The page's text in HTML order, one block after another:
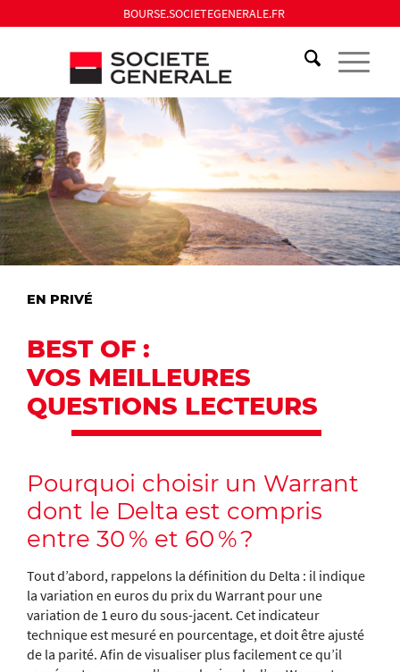
BOURSE.SOCIETEGENERALE.FR
EN PRIVÉ
BEST OF :
VOS MEILLEURES
QUESTIONS LECTEURS
Pourquoi choisir un Warrant
dont le Delta est compris
entre 30 % et 60 % ?
Tout d’abord, rappelons la définition du Delta : il indique
la variation en euros du prix du Warrant pour une
variation de 1 euro du sous-jacent. Cet indicateur
technique est mesuré en pourcentage, et doit être ajusté
de la parité. Afin de visualiser plus facilement ce qu’il